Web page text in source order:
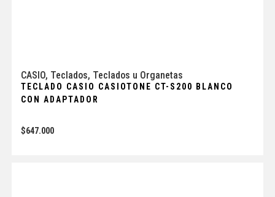
CASIO, Teclados, Teclados u Organetas
TECLADO CASIO CASIOTONE CT-S200 BLANCO
CON ADAPTADOR
$647.000